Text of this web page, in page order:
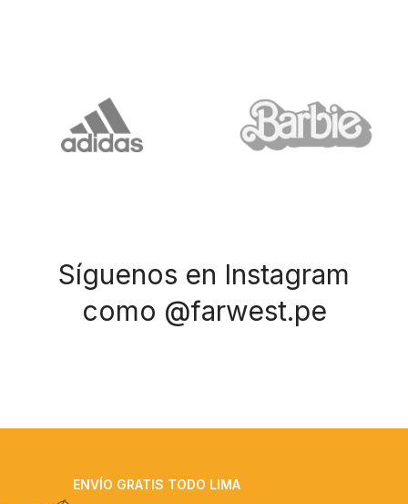
Síguenos en Instagram
como @farwest.pe
ENVÍO GRATIS TODO LIMA